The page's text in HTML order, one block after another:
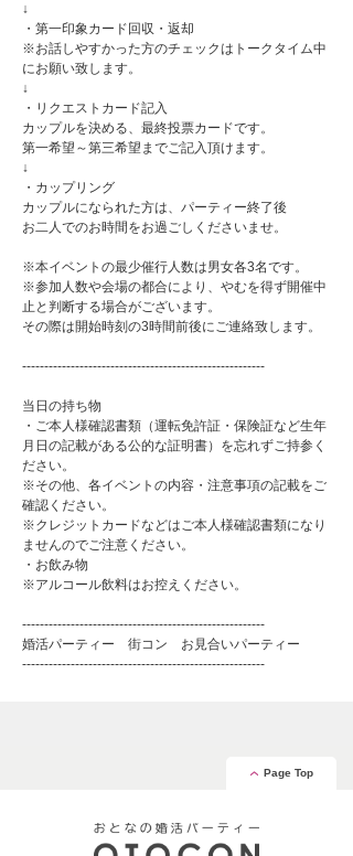
↓
・第一印象カード回収・返却
※お話しやすかった方のチェックはトークタイム中
にお願い致します。
↓
・リクエストカード記入
カップルを決める、最終投票カードです。
第一希望～第三希望までご記入頂けます。
↓
・カップリング
カップルになられた方は、パーティー終了後
お二人でのお時間をお過ごしくださいませ。
※本イベントの最少催行人数は男女各3名です。
※参加人数や会場の都合により、やむを得ず開催中
止と判断する場合がございます。
その際は開始時刻の3時間前後にご連絡致します。
-------------------------------------------------------
当日の持ち物
・ご本人様確認書類（運転免許証・保険証など生年
月日の記載がある公的な証明書）を忘れずご持参く
ださい。
※その他、各イベントの内容・注意事項の記載をご
確認ください。
※クレジットカードなどはご本人様確認書類になり
ませんのでご注意ください。
・お飲み物
※アルコール飲料はお控えください。
-------------------------------------------------------
婚活パーティー 街コン お見合いパーティー
-------------------------------------------------------
Page Top